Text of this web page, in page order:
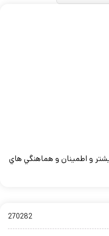
و اطمينان و هماهنگي هاي
270282